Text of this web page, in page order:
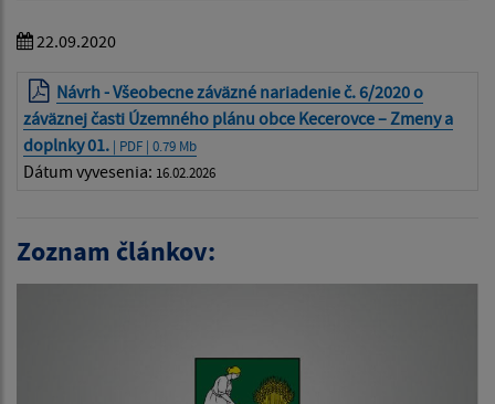
22.09.2020
Návrh - Všeobecne záväzné nariadenie č. 6/2020 o
záväznej časti Územného plánu obce Kecerovce – Zmeny a
doplnky 01. | PDF | 0.79 Mb
Dátum vyvesenia: 16.02.2026
Zoznam článkov: